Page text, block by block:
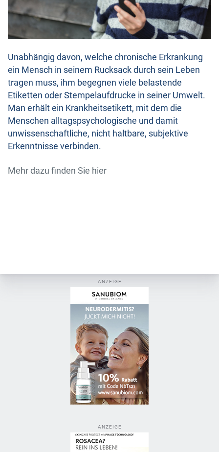
Unabhängig davon, welche chronische Erkrankung
ein Mensch in seinem Rucksack durch sein Leben
tragen muss, ihm begegnen viele belastende
Etiketten oder Stempelaufdrucke in seiner Umwelt.
Man erhält ein Krankheitsetikett, mit dem die
Menschen alltagspsychologische und damit
unwissenschaftliche, nicht haltbare, subjektive
Erkenntnisse verbinden.
Mehr dazu finden Sie hier
ANZEIGE
ANZEIGE